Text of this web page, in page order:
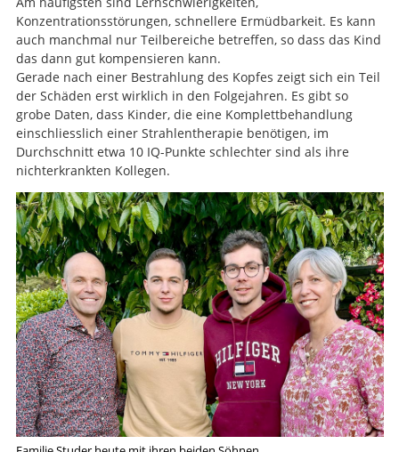
Konzentrationsstörungen, schnellere Ermüdbarkeit. Es kann
auch manchmal nur Teilbereiche betreffen, so dass das Kind
das dann gut kompensieren kann.
Gerade nach einer Bestrahlung des Kopfes zeigt sich ein Teil
der Schäden erst wirklich in den Folgejahren. Es gibt so
grobe Daten, dass Kinder, die eine Komplettbehandlung
einschliesslich einer Strahlentherapie benötigen, im
Durchschnitt etwa 10 IQ-Punkte schlechter sind als ihre
nichterkrankten Kollegen.